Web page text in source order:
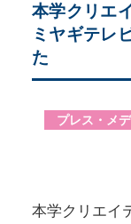
本学クリエ
ミヤギテレ
た
プレス・メ
本学クリエイ